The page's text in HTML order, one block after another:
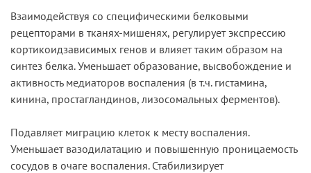
Взаимодействуя со специфическими белковыми
рецепторами в тканях-мишенях, регулирует экспрессию
кортикоидзависимых генов и влияет таким образом на
синтез белка. Уменьшает образование, высвобождение и
активность медиаторов воспаления (в т.ч. гистамина,
кинина, простагландинов, лизосомальных ферментов).
Подавляет миграцию клеток к месту воспаления.
Уменьшает вазодилатацию и повышенную проницаемость
сосудов в очаге воспаления. Стабилизирует